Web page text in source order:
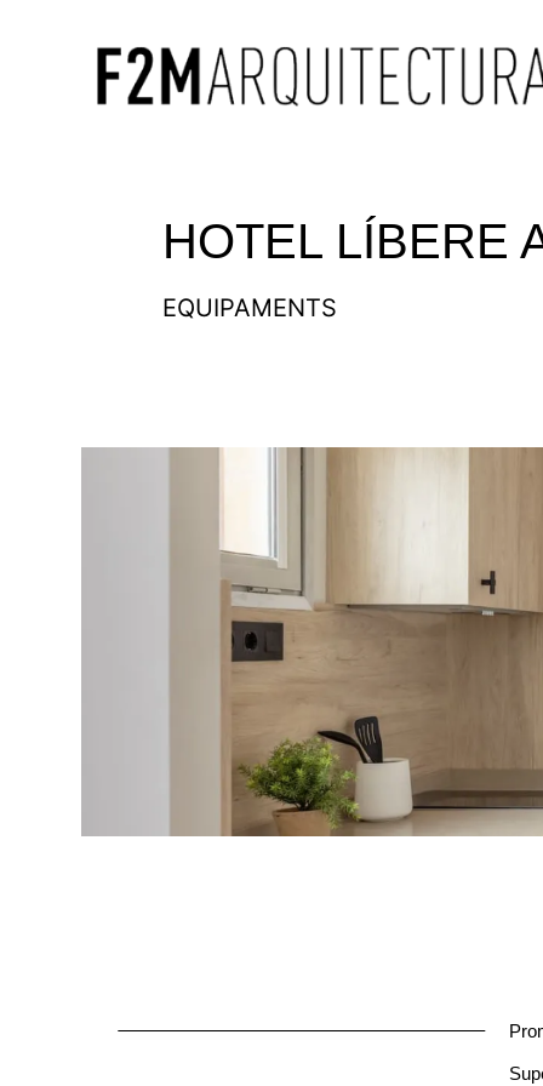
HOTEL LÍBERE
EQUIPAMENTS